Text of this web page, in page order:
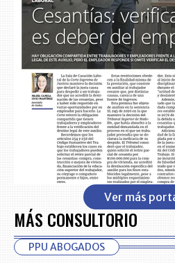
Ver más
MÁS CONSULTORIO
PPU ABOGADOS